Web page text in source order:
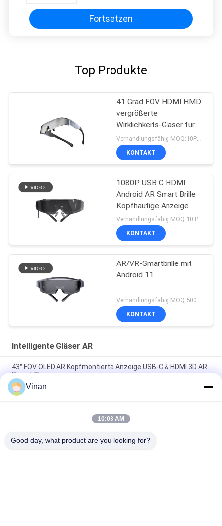
Fortsetzen
Top Produkte
41 Grad FOV HDMI HMD
vergrößerte
Wirklichkeits-Gläser für
Telefon/Computer
KONTAKT
1080P USB C HDMI
Android AR Smart Brille
Kopfhäufige Anzeige
WIFI & Bluetooth
Verhandlungsfähig MOQ:10 PCS
KONTAKT
AR/VR-Smartbrille mit
Android 11
Verhandlungsfähig MOQ:500 Stück
KONTAKT
Intelligente Gläser AR
43° FOV OLED AR Kopfmontierte Anzeige USB-C & HDMI 3D AR
Smart Glasses
1080P OLED 43° FOV 1800 Nits AR Smart Brille 0~-600° Dioptor
HMD 3D Brille mit USB-C
2000 Nissen OLED 1920 * 1080 * 2 binokulares 3D
Vinan
10:03 AM
Good day, what product are you looking for?